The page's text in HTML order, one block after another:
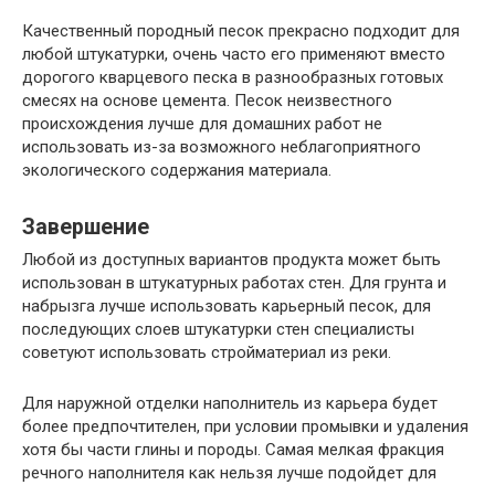
Качественный породный песок прекрасно подходит для
любой штукатурки, очень часто его применяют вместо
дорогого кварцевого песка в разнообразных готовых
смесях на основе цемента. Песок неизвестного
происхождения лучше для домашних работ не
использовать из-за возможного неблагоприятного
экологического содержания материала.
Завершение
Любой из доступных вариантов продукта может быть
использован в штукатурных работах стен. Для грунта и
набрызга лучше использовать карьерный песок, для
последующих слоев штукатурки стен специалисты
советуют использовать стройматериал из реки.
Для наружной отделки наполнитель из карьера будет
более предпочтителен, при условии промывки и удаления
хотя бы части глины и породы. Самая мелкая фракция
речного наполнителя как нельзя лучше подойдет для